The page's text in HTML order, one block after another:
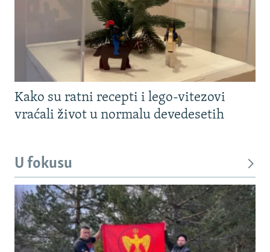
Kako su ratni recepti i lego-vitezovi
vraćali život u normalu devedesetih
U fokusu